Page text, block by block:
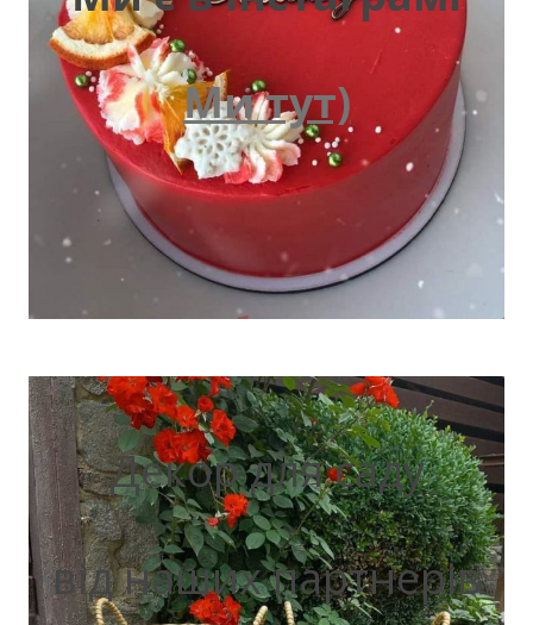
Ми тут)
Декор для саду
від наших партнерів